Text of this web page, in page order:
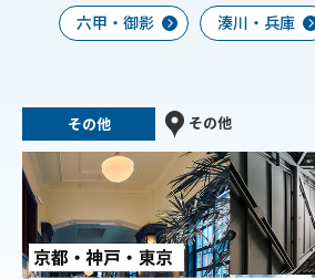
六甲・御影 湊川・兵庫
その他 その他